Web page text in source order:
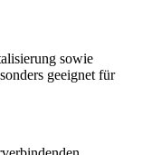
sowie
geeignet für